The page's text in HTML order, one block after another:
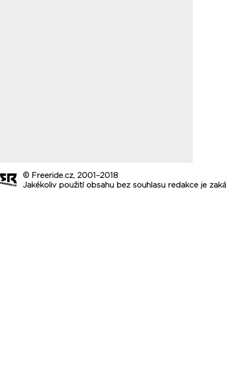
© Freeride.cz, 2001–2018
Jakékoliv použití obsahu bez souhlasu redakce je